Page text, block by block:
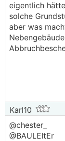
eigentlich
solche
aber was
Karl10
@chester_
@BAULEItEr